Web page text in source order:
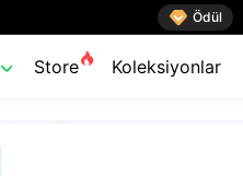
 Ödül
 Store Koleksiyonlar